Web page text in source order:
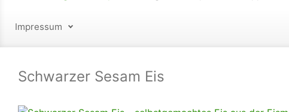
Impressum
Schwarzer Sesam Eis